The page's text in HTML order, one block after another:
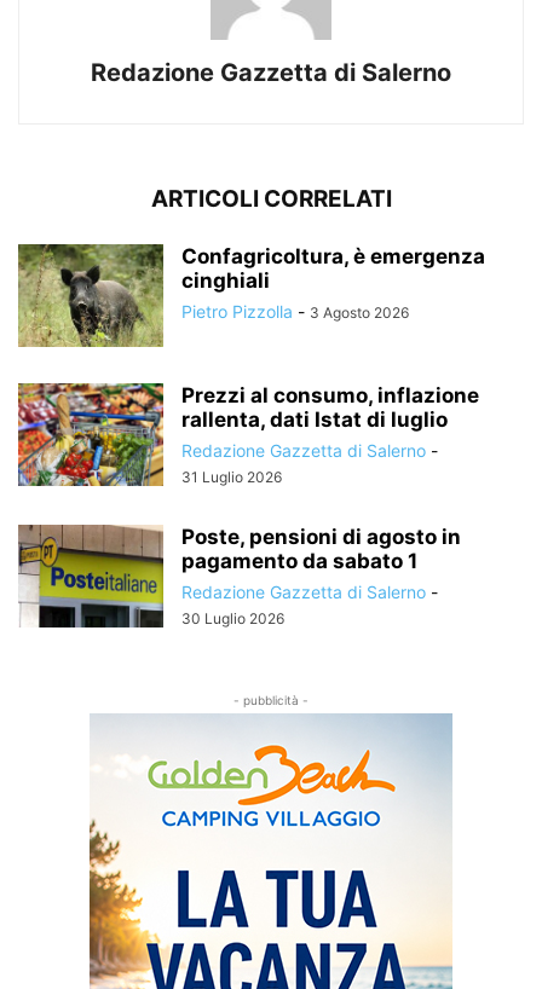
Redazione Gazzetta di Salerno
ARTICOLI CORRELATI
Confagricoltura, è emergenza
cinghiali
Pietro Pizzolla - 3 Agosto 2026
Prezzi al consumo, inflazione
rallenta, dati Istat di luglio
Redazione Gazzetta di Salerno -
31 Luglio 2026
Poste, pensioni di agosto in
pagamento da sabato 1
Redazione Gazzetta di Salerno -
30 Luglio 2026
- pubblicità -